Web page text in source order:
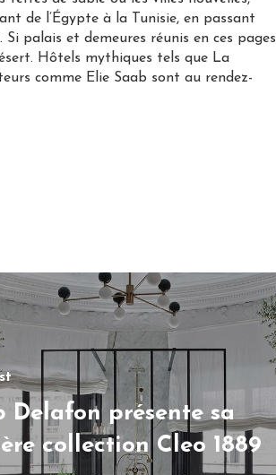
de l’Égypte à la Tunisie, en passant
palais et demeures réunis en ces pages
Hôtels mythiques tels que La
comme Elie Saab sont au rendez-
Delafon présente sa
collection Cleo 1889